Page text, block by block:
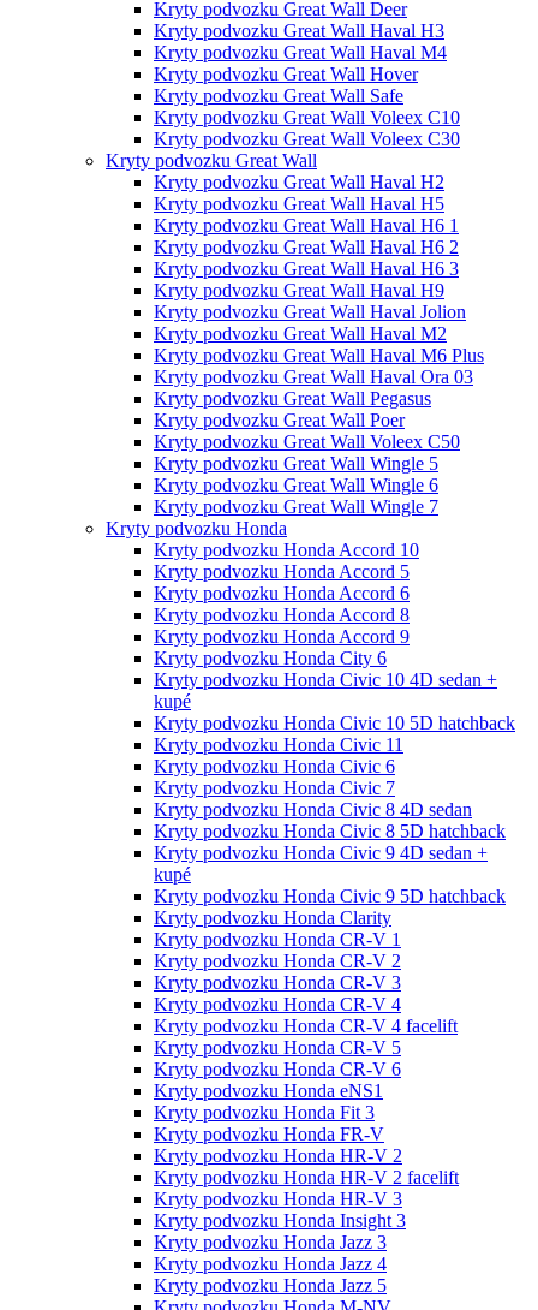
Kryty podvozku Great Wall Deer
Kryty podvozku Great Wall Haval H3
Kryty podvozku Great Wall Haval M4
Kryty podvozku Great Wall Hover
Kryty podvozku Great Wall Safe
Kryty podvozku Great Wall Voleex C10
Kryty podvozku Great Wall Voleex C30
Kryty podvozku Great Wall
Kryty podvozku Great Wall Haval H2
Kryty podvozku Great Wall Haval H5
Kryty podvozku Great Wall Haval H6 1
Kryty podvozku Great Wall Haval H6 2
Kryty podvozku Great Wall Haval H6 3
Kryty podvozku Great Wall Haval H9
Kryty podvozku Great Wall Haval Jolion
Kryty podvozku Great Wall Haval M2
Kryty podvozku Great Wall Haval M6 Plus
Kryty podvozku Great Wall Haval Ora 03
Kryty podvozku Great Wall Pegasus
Kryty podvozku Great Wall Poer
Kryty podvozku Great Wall Voleex C50
Kryty podvozku Great Wall Wingle 5
Kryty podvozku Great Wall Wingle 6
Kryty podvozku Great Wall Wingle 7
Kryty podvozku Honda
Kryty podvozku Honda Accord 10
Kryty podvozku Honda Accord 5
Kryty podvozku Honda Accord 6
Kryty podvozku Honda Accord 8
Kryty podvozku Honda Accord 9
Kryty podvozku Honda City 6
Kryty podvozku Honda Civic 10 4D sedan +
kupé
Kryty podvozku Honda Civic 10 5D hatchback
Kryty podvozku Honda Civic 11
Kryty podvozku Honda Civic 6
Kryty podvozku Honda Civic 7
Kryty podvozku Honda Civic 8 4D sedan
Kryty podvozku Honda Civic 8 5D hatchback
Kryty podvozku Honda Civic 9 4D sedan +
kupé
Kryty podvozku Honda Civic 9 5D hatchback
Kryty podvozku Honda Clarity
Kryty podvozku Honda CR-V 1
Kryty podvozku Honda CR-V 2
Kryty podvozku Honda CR-V 3
Kryty podvozku Honda CR-V 4
Kryty podvozku Honda CR-V 4 facelift
Kryty podvozku Honda CR-V 5
Kryty podvozku Honda CR-V 6
Kryty podvozku Honda eNS1
Kryty podvozku Honda Fit 3
Kryty podvozku Honda FR-V
Kryty podvozku Honda HR-V 2
Kryty podvozku Honda HR-V 2 facelift
Kryty podvozku Honda HR-V 3
Kryty podvozku Honda Insight 3
Kryty podvozku Honda Jazz 3
Kryty podvozku Honda Jazz 4
Kryty podvozku Honda Jazz 5